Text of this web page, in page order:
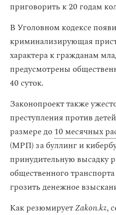
приговорить к 20 годам
В Уголовном кодексе
криминализирующая
характера к гражданам
предусмотрены
40 суток.
Законопроект также
преступления против
размере до10 месячных
(МРП) за буллинг и
принудительную высадку
общественного
грозить денежное
Как резюмируетZakon.kz,